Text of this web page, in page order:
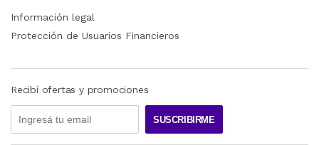
Información legal
Protección de Usuarios Financieros
Recibí ofertas y promociones
SUSCRIBIRME